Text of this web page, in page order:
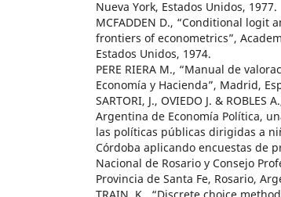
Nueva York, Estados Unidos, 1977.
MCFADDEN D., “Conditional logit
frontiers of econometrics”,
Estados Unidos, 1974.
PERE RIERA M., “Manual de
Economía y Hacienda”, Madrid,
SARTORI, J., OVIEDO J. &
Argentina de Economía Política,
las políticas públicas dirigidas a
Córdoba aplicando encuestas de
Nacional de Rosario y Consejo
Provincia de Santa Fe, Rosario,